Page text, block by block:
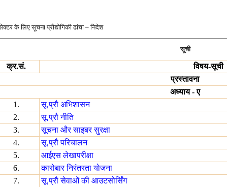
के लिए सूचना प्रौद्योगिकी ढांचा – निदेश
सूची
क्र.सं.
विषय-सूची
प्रस्तावना
अध्याय - ए
1.
सू.प्रौ अभिशासन
2.
सू.प्रौ नीति
3.
सूचना और साइबर सुरक्षा
4.
सू.प्रौ परिचालन
5.
आईएस लेखापरीक्षा
6.
कारोबार निरंतरता योजना
7.
सू.प्रौ सेवाओं की आउटसोर्सिंग